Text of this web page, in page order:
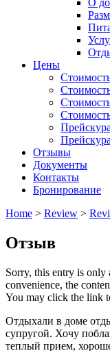
О
Цены
Отзывы
Документы
Контакты
Бронирование
Home > Review >
Отзыв
Sorry, this entry is only
convenience, the
You may click the link
Отдыхали в доме
супругой. Хочу
теплый прием,